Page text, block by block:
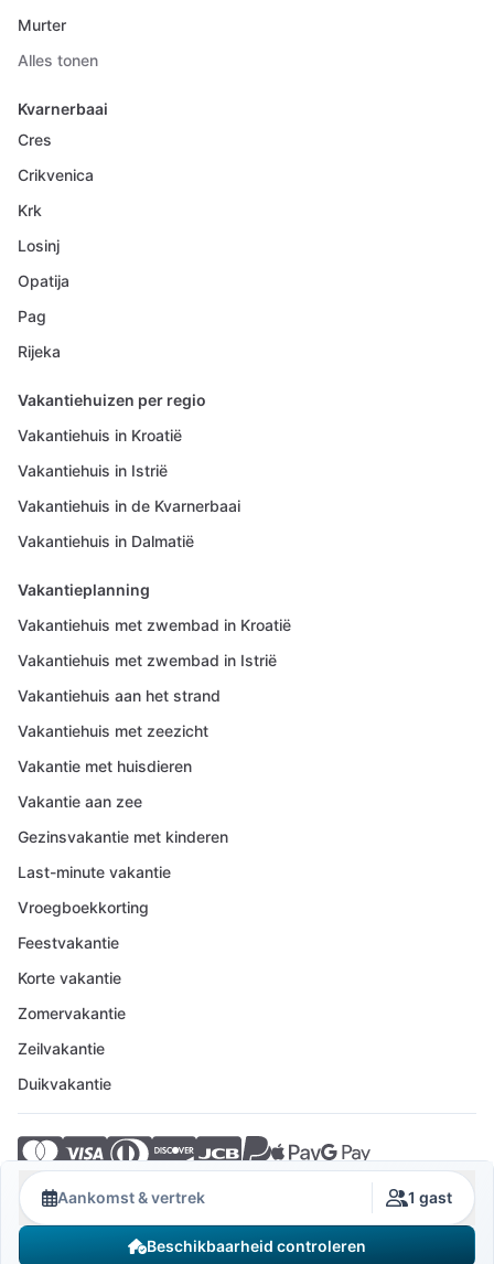
Aankomst & vertrek 1 gast
Beschikbaarheid controleren
Murter
Alles tonen
Kvarnerbaai
Cres
Crikvenica
Krk
Losinj
Opatija
Pag
Rijeka
Vakantiehuizen per regio
Vakantiehuis in Kroatië
Vakantiehuis in Istrië
Vakantiehuis in de Kvarnerbaai
Vakantiehuis in Dalmatië
Vakantieplanning
Vakantiehuis met zwembad in Kroatië
Vakantiehuis met zwembad in Istrië
Vakantiehuis aan het strand
Vakantiehuis met zeezicht
Vakantie met huisdieren
Vakantie aan zee
Gezinsvakantie met kinderen
Last-minute vakantie
Vroegboekkorting
Feestvakantie
Korte vakantie
Zomervakantie
Zeilvakantie
Duikvakantie
© 2026 Crovillas GmbH